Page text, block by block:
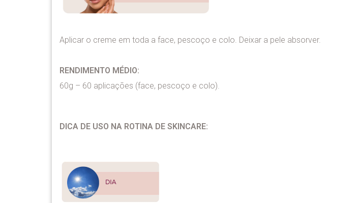
Aplicar o creme em toda a face, pescoço e colo. Deixar a pele absorver.
RENDIMENTO MÉDIO:
60g – 60 aplicações (face, pescoço e colo).
DICA DE USO NA ROTINA DE SKINCARE: